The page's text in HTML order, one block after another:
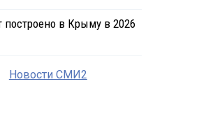
построено в Крыму в 2026
Новости СМИ2